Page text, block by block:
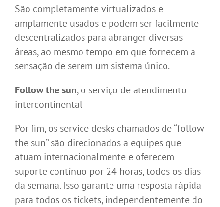
São completamente virtualizados e
amplamente usados e podem ser facilmente
descentralizados para abranger diversas
áreas, ao mesmo tempo em que fornecem a
sensação de serem um sistema único.
Follow the sun, o serviço de atendimento
intercontinental
Por fim, os service desks chamados de “follow
the sun” são direcionados a equipes que
atuam internacionalmente e oferecem
suporte contínuo por 24 horas, todos os dias
da semana. Isso garante uma resposta rápida
para todos os tickets, independentemente do